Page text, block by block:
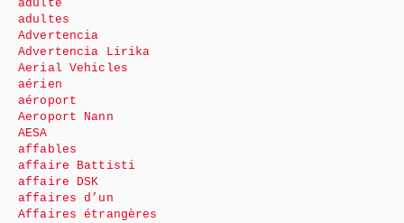
adulte
adultes
Advertencia
Advertencia Lirika
Aerial Vehicles
aérien
aéroport
Aeroport Nann
AESA
affables
affaire Battisti
affaire DSK
affaires d’un
Affaires étrangères